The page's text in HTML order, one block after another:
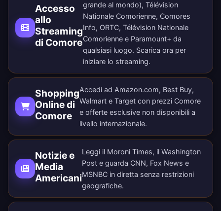
Accesso
allo
Streaming
di Comore
grande al mondo), Télévision
Nationale Comorienne, Comores
Info, ORTC, Télévision Nationale
Comorienne e Paramount+ da
qualsiasi luogo. Scarica ora per
iniziare lo streaming.
Shopping
Online di
Comore
Accedi ad Amazon.com, Best Buy,
Walmart e Target con prezzi Comore
e offerte esclusive non disponibili a
livello internazionale.
Notizie e
Media
Americani
Leggi il Moroni Times, il Washington
Post e guarda CNN, Fox News e
MSNBC in diretta senza restrizioni
geografiche.